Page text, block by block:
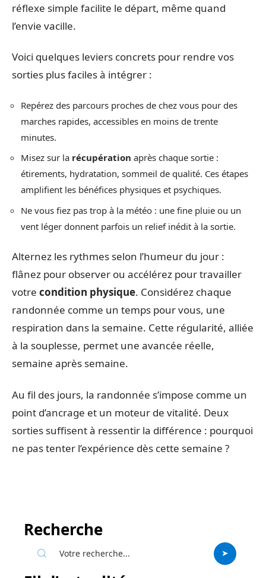
réflexe simple facilite le départ, même quand
l’envie vacille.
Voici quelques leviers concrets pour rendre vos
sorties plus faciles à intégrer :
Repérez des parcours proches de chez vous pour des
marches rapides, accessibles en moins de trente
minutes.
Misez sur la récupération après chaque sortie :
étirements, hydratation, sommeil de qualité. Ces étapes
amplifient les bénéfices physiques et psychiques.
Ne vous fiez pas trop à la météo : une fine pluie ou un
vent léger donnent parfois un relief inédit à la sortie.
Alternez les rythmes selon l’humeur du jour :
flânez pour observer ou accélérez pour travailler
votre condition physique. Considérez chaque
randonnée comme un temps pour vous, une
respiration dans la semaine. Cette régularité, alliée
à la souplesse, permet une avancée réelle,
semaine après semaine.
Au fil des jours, la randonnée s’impose comme un
point d’ancrage et un moteur de vitalité. Deux
sorties suffisent à ressentir la différence : pourquoi
ne pas tenter l’expérience dès cette semaine ?
Recherche